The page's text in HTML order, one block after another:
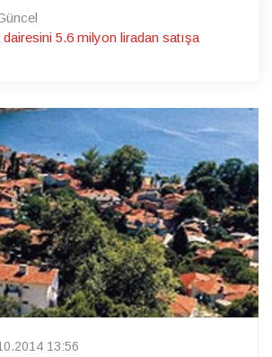
dairesini 5.6 milyon liradan satışa
13:56